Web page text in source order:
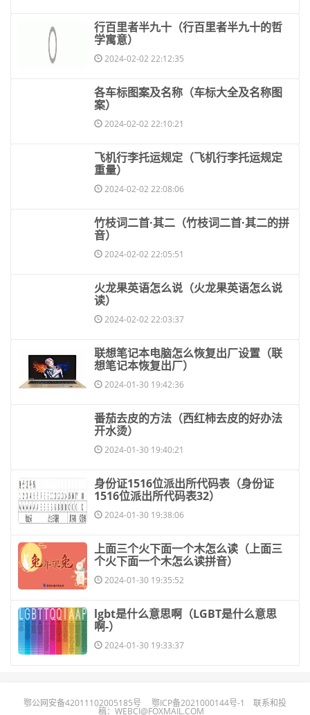
​行百里者半九十（行百里者半九十的哲
学寓意）
2024-02-02 22:12:35
​各车标图案及名称（车标大全及名称图
案）
2024-02-02 22:10:21
​飞机行李托运规定（飞机行李托运规定
重量）
2024-02-02 22:08:06
​竹枝词二首·其二（竹枝词二首·其二的拼
音）
2024-02-02 22:05:51
​火龙果英语怎么说（火龙果英语怎么说
读）
2024-02-02 22:03:37
​联想笔记本电脑怎么恢复出厂设置（联
想笔记本恢复出厂）
2024-01-30 19:42:36
​番茄去皮的方法（西红柿去皮的好办法
开水烫）
2024-01-30 19:40:21
​身份证1516位派出所代码表（身份证
1516位派出所代码表32）
2024-01-30 19:38:06
​上面三个火下面一个木怎么读（上面三
个火下面一个木怎么读拼音）
2024-01-30 19:35:52
​lgbt是什么意思啊（LGBT是什么意思
啊-）
2024-01-30 19:33:37
鄂公网安备42011102005185号 鄂ICP备2021000144号-1 联系和投
稿：WEBCI@FOXMAIL.COM